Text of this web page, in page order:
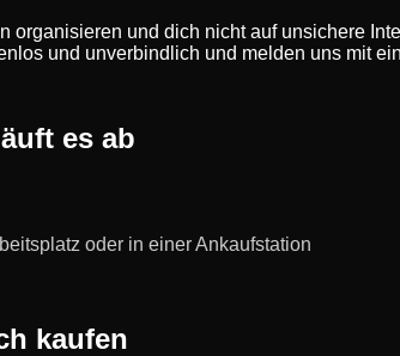
organisieren und dich nicht auf unsichere
und unverbindlich und melden uns mit
es ab
oder in einer Ankaufstation
kaufen